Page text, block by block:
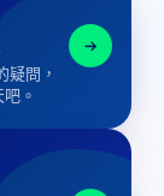
疑問，
。